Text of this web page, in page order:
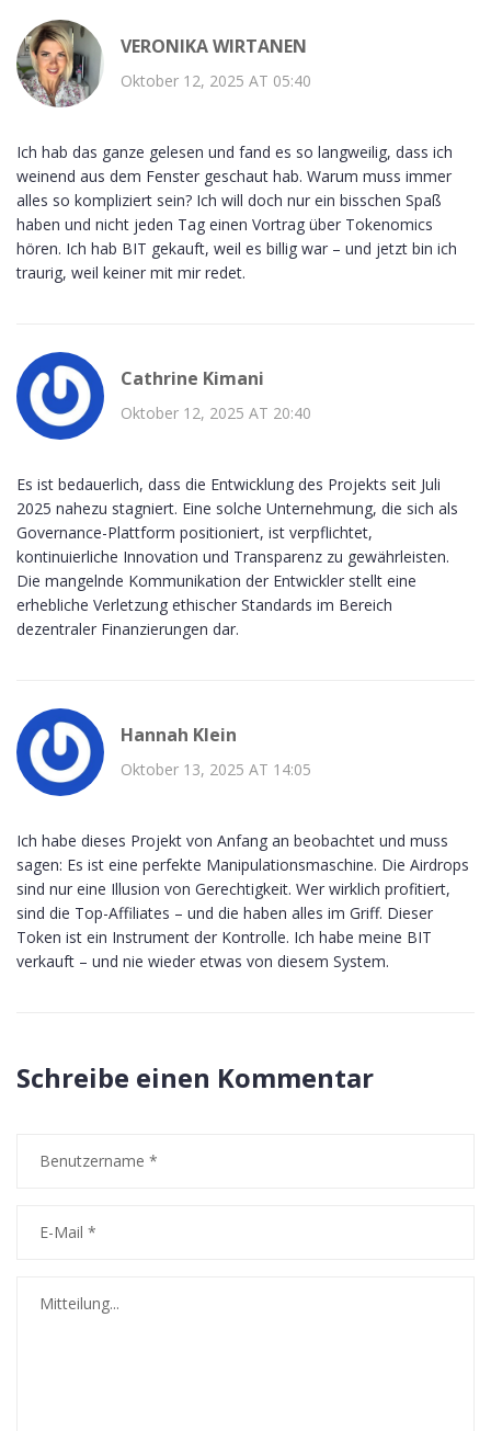
VERONIKA WIRTANEN
Oktober 12, 2025 AT 05:40
Ich hab das ganze gelesen und fand es so langweilig, dass ich
weinend aus dem Fenster geschaut hab. Warum muss immer
alles so kompliziert sein? Ich will doch nur ein bisschen Spaß
haben und nicht jeden Tag einen Vortrag über Tokenomics
hören. Ich hab BIT gekauft, weil es billig war – und jetzt bin ich
traurig, weil keiner mit mir redet.
Cathrine Kimani
Oktober 12, 2025 AT 20:40
Es ist bedauerlich, dass die Entwicklung des Projekts seit Juli
2025 nahezu stagniert. Eine solche Unternehmung, die sich als
Governance-Plattform positioniert, ist verpflichtet,
kontinuierliche Innovation und Transparenz zu gewährleisten.
Die mangelnde Kommunikation der Entwickler stellt eine
erhebliche Verletzung ethischer Standards im Bereich
dezentraler Finanzierungen dar.
Hannah Klein
Oktober 13, 2025 AT 14:05
Ich habe dieses Projekt von Anfang an beobachtet und muss
sagen: Es ist eine perfekte Manipulationsmaschine. Die Airdrops
sind nur eine Illusion von Gerechtigkeit. Wer wirklich profitiert,
sind die Top-Affiliates – und die haben alles im Griff. Dieser
Token ist ein Instrument der Kontrolle. Ich habe meine BIT
verkauft – und nie wieder etwas von diesem System.
Schreibe einen Kommentar